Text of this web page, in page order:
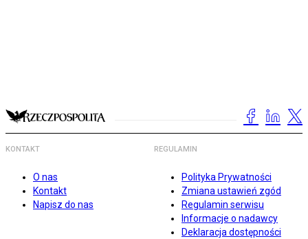
KONTAKT
O nas
Kontakt
Napisz do nas
REGULAMIN
Polityka Prywatności
Zmiana ustawień zgód
Regulamin serwisu
Informacje o nadawcy
Deklaracja dostępności